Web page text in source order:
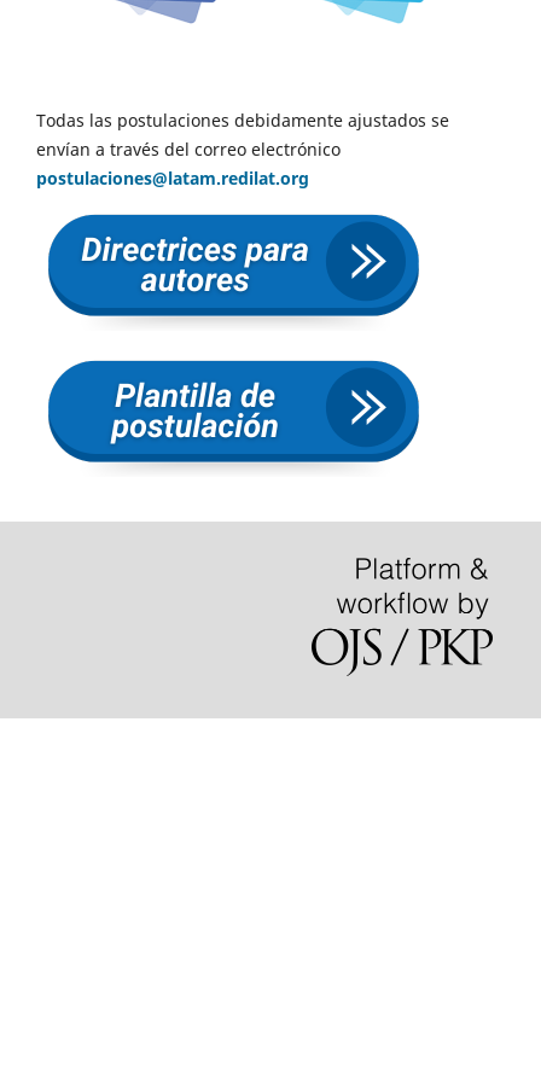
Todas las postulaciones debidamente ajustados se
envían a través del correo electrónico
postulaciones@latam.redilat.org